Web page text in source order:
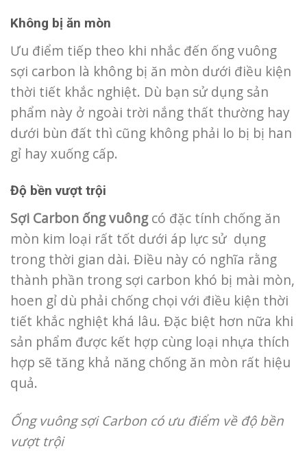
Không bị ăn mòn
Ưu điểm tiếp theo khi nhắc đến ống vuông
sợi carbon là không bị ăn mòn dưới điều kiện
thời tiết khắc nghiệt. Dù bạn sử dụng sản
phẩm này ở ngoài trời nắng thất thường hay
dưới bùn đất thì cũng không phải lo bị bị han
gỉ hay xuống cấp.
Độ bền vượt trội
Sợi Carbon ống vuôngcó đặc tính chống ăn
mòn kim loại rất tốt dưới áp lực sử dụng
trong thời gian dài. Điều này có nghĩa rằng
thành phần trong sợi carbon khó bị mài mòn,
hoen gỉ dù phải chống chọi với điều kiện thời
tiết khắc nghiệt khá lâu. Đặc biệt hơn nữa khi
sản phẩm được kết hợp cùng loại nhựa thích
hợp sẽ tăng khả năng chống ăn mòn rất hiệu
quả.
Ống vuông sợi Carbon có ưu điểm về độ bền
vượt trội